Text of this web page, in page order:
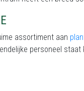
assortiment aan
personeel